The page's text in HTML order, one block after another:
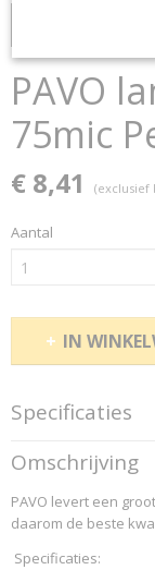
PAVO
75mic
€ 8,41 (exclusief
Aantal
IN
Specificaties
Productcode
8004256
EAN code
8717448004256
Productcode
PAVO 2016 8004256
Omschrijving
PAVO levert een
daarom de beste
Specificaties: